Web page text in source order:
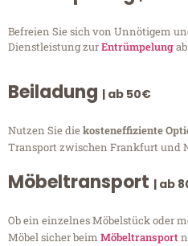
Befreien Sie sich von Unnötigem
Dienstleistung zurEntrümpelung
Beiladung | ab 50€
Nutzen Sie diekosteneffiziente
Transport zwischen Frankfurt und
Möbeltransport | ab
Ob ein einzelnes Möbelstück oder
Möbel sicher beim Möbeltransport